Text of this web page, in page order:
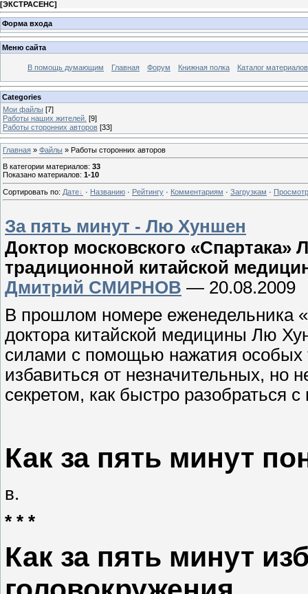
[ЭКСТРАСЕНС]
Форма входа
Меню сайта
В помощь думающим Главная Форум Книжная полка Каталог материалов
Categories
Мои файлы [7]
Работы наших жителей. [9]
Работы сторонних авторов [33]
Главная » Файлы » Работы сторонних авторов
В категории материалов: 33
Показано материалов: 1-10
Сортировать по: Дате · Названию · Рейтингу · Комментариям · Загрузкам ·
За пять минут - Лю Хуншен
Доктор московского
традиционной китайской
Дмитрий СМИРНОВ — 20.08.2009
В прошлом номере еженедельника
доктора китайской медицины Лю
силами с помощью нажатия особых
избавиться от незначительных, но
секретом, как быстро разобраться
Как за пять минут
в.
* * *
Как за пять минут